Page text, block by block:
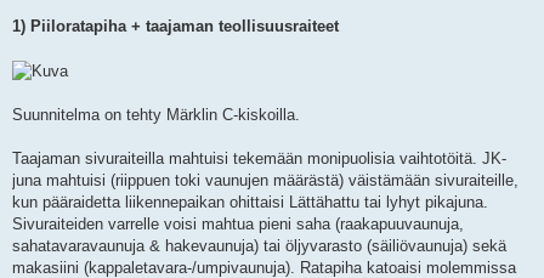
1) Piiloratapiha + taajaman teollisuusraiteet
Suunnitelma on tehty Märklin C-kiskoilla.
Taajaman sivuraiteilla mahtuisi tekemään monipuolisia vaihtotöitä. JK-
juna mahtuisi (riippuen toki vaunujen määrästä) väistämään sivuraiteille,
kun pääraidetta liikennepaikan ohittaisi Lättähattu tai lyhyt pikajuna.
Sivuraiteiden varrelle voisi mahtua pieni saha (raakapuuvaunuja,
sahatavaravaunuja & hakevaunuja) tai öljyvarasto (säiliövaunuja) sekä
makasiini (kappaletavara-/umpivaunuja). Ratapiha katoaisi molemmissa